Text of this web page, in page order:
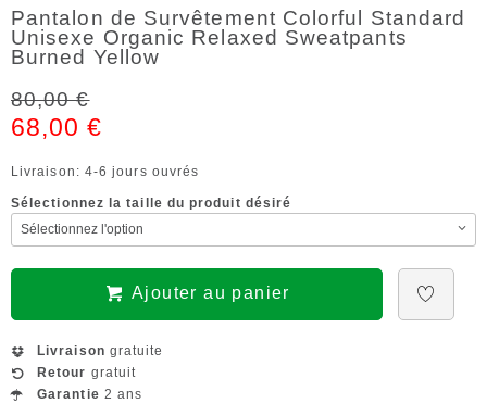
Pantalon de Survêtement Colorful Standard
Unisexe Organic Relaxed Sweatpants
Burned Yellow
80,00 €
68,00 €
Livraison: 4-6 jours ouvrés
Sélectionnez la taille du produit désiré
Ajouter au panier
Livraison gratuite
Retour gratuit
Garantie 2 ans